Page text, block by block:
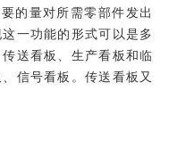
的量对所需零部件发出
一功能的形式可以是多
送看板、生产看板和临
信号看板。传送看板又